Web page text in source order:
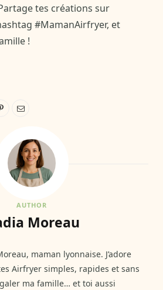
tes créations sur
#MamanAirfryer, et
!
AUTHOR
Moreau
maman lyonnaise. J’adore
Airfryer simples, rapides et sans
ma famille… et toi aussi